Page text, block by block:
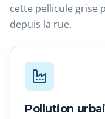
cette pellicule grise
depuis la rue.
Pollution